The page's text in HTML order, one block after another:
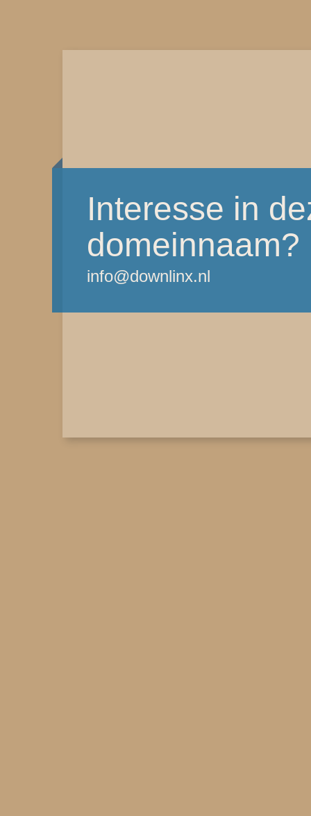
Interesse in
domeinnaam?
info@downlinx.nl